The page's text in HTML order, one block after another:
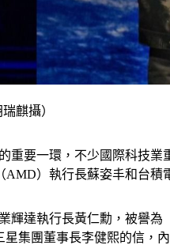
麒攝）
重要一環，不少國際科技
）執行長蘇姿丰和台
輝達執行長黃仁勳，被譽
星集團董事長李健熙的信